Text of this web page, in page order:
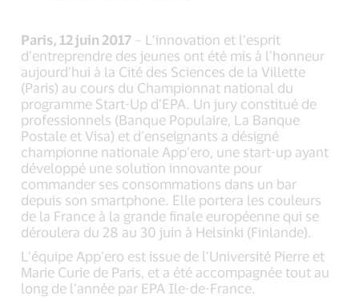
Paris, 12 juin 2017 – L’innovation et l’esprit
d’entreprendre des jeunes ont été mis à l’honneur
aujourd’hui à la Cité des Sciences de la Villette
(Paris) au cours du Championnat national du
programme Start-Up d’EPA. Un jury constitué de
professionnels (Banque Populaire, La Banque
Postale et Visa) et d’enseignants a désigné
championne nationale App’ero, une start-up ayant
développé une solution innovante pour
commander ses consommations dans un bar
depuis son smartphone. Elle portera les couleurs
de la France à la grande finale européenne qui se
déroulera du 28 au 30 juin à Helsinki (Finlande).
L’équipe App’ero est issue de l’Université Pierre et
Marie Curie de Paris, et a été accompagnée tout au
long de l’année par EPA Ile-de-France.